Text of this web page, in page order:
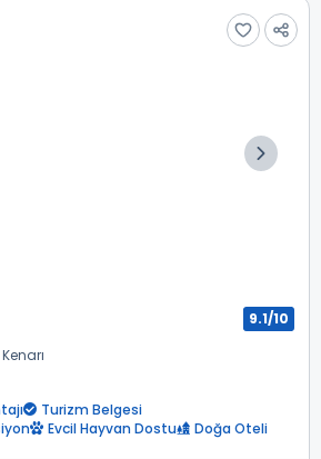
9.1/10
Turizm Belgesi
Evcil Hayvan Dostu Doğa Oteli